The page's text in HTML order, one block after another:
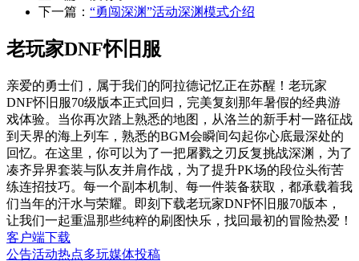
下一篇： “勇闯深渊”活动深渊模式介绍
老玩家DNF怀旧服
亲爱的勇士们，属于我们的阿拉德记忆正在苏醒！老玩家
DNF怀旧服70级版本正式回归，完美复刻那年暑假的经典游
戏体验。当你再次踏上熟悉的地图，从洛兰的新手村一路征战
到天界的海上列车，熟悉的BGM会瞬间勾起你心底最深处的
回忆。在这里，你可以为了一把屠戮之刃反复挑战深渊，为了
凑齐异界套装与队友并肩作战，为了提升PK场的段位头衔苦
练连招技巧。每一个副本机制、每一件装备获取，都承载着我
们当年的汗水与荣耀。即刻下载老玩家DNF怀旧服70版本，
让我们一起重温那些纯粹的刷图快乐，找回最初的冒险热爱！
客户端下载
公告活动热点多玩媒体投稿